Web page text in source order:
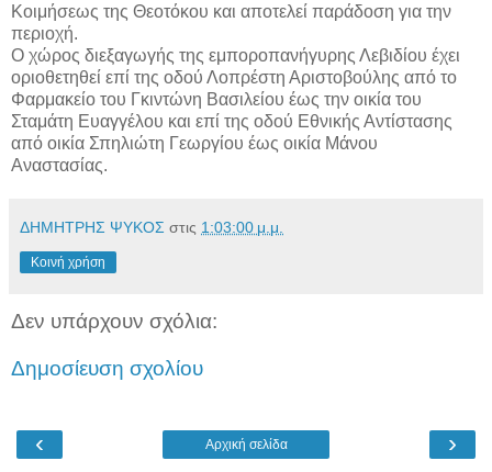
Κοιμήσεως της Θεοτόκου και αποτελεί παράδοση για την
περιοχή.
Ο χώρος διεξαγωγής της εμποροπανήγυρης Λεβιδίου έχει
οριοθετηθεί επί της οδού Λοπρέστη Αριστοβούλης από το
Φαρμακείο του Γκιντώνη Βασιλείου έως την οικία του
Σταμάτη Ευαγγέλου και επί της οδού Εθνικής Αντίστασης
από οικία Σπηλιώτη Γεωργίου έως οικία Μάνου
Αναστασίας.
ΔΗΜΗΤΡΗΣ ΨΥΚΟΣ στις 1:03:00 μ.μ.
Κοινή χρήση
Δεν υπάρχουν σχόλια:
Δημοσίευση σχολίου
‹ ›
Αρχική σελίδα